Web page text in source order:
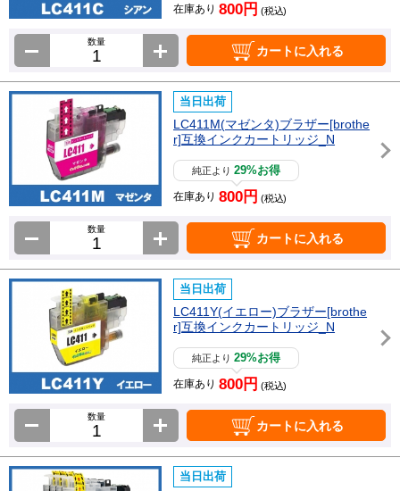
在庫あり 800円 (税込)
数量
カートに入れる
当日出荷
LC411M(マゼンタ)ブラザー[brothe
r]互換インクカートリッジ_N
純正より29%お得
在庫あり 800円 (税込)
数量
カートに入れる
当日出荷
LC411Y(イエロー)ブラザー[brothe
r]互換インクカートリッジ_N
純正より29%お得
在庫あり 800円 (税込)
数量
カートに入れる
当日出荷